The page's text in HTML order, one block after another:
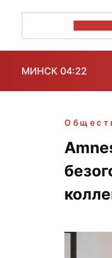
МИНСК 04:22